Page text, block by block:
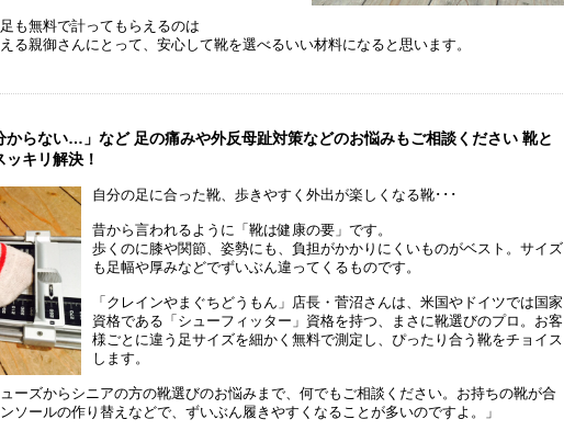
も無料で計ってもらえるのは
る親御さんにとって、安心して靴を選べるいい材料になると思います。
からない…」など 足の痛みや外反母趾対策などのお悩みもご相談ください 靴と
キリ解決！
自分の足に合った靴、歩きやすく外出が楽しくなる靴･･･
昔から言われるように「靴は健康の要」です。
歩くのに膝や関節、姿勢にも、負担がかかりにくいものがベスト。サイズ
も足幅や厚みなどでずいぶん違ってくるものです。
「クレインやまぐちどうもん」店長・菅沼さんは、米国やドイツでは国家
資格である「シューフィッター」資格を持つ、まさに靴選びのプロ。お客
様ごとに違う足サイズを細かく無料で測定し、ぴったり合う靴をチョイス
します。
ーズからシニアの方の靴選びのお悩みまで、何でもご相談ください。お持ちの靴が合
ソールの作り替えなどで、ずいぶん履きやすくなることが多いのですよ。」